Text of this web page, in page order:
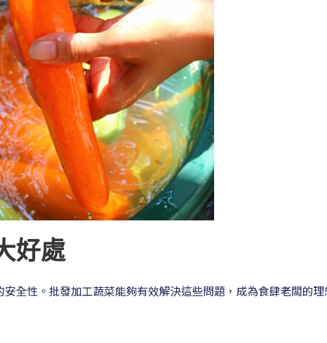
好處
全性。批發加工蔬菜能夠有效解決這些問題，成為食肆老闆的